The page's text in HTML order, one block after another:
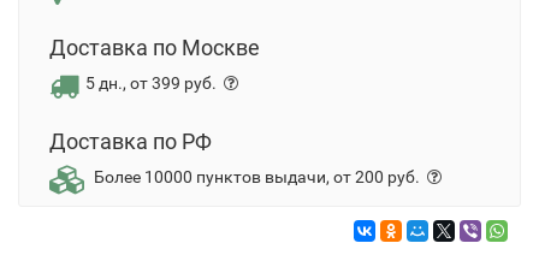
Доставка по Москве
5 дн., от 399 руб.
Доставка по РФ
Более 10000 пунктов выдачи, от 200 руб.